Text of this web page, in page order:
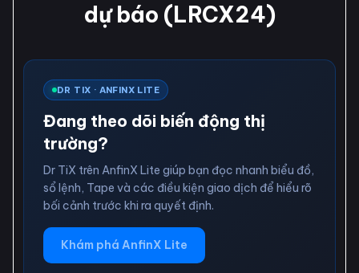
dự báo (LRCX24)
DR TIX · ANFINX LITE
Đang theo dõi biến động thị
trường?
Dr TiX trên AnfinX Lite giúp bạn đọc nhanh biểu đồ,
sổ lệnh, Tape và các điều kiện giao dịch để hiểu rõ
bối cảnh trước khi ra quyết định.
Khám phá AnfinX Lite